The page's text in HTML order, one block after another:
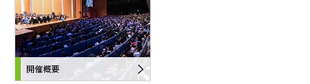
開催概要